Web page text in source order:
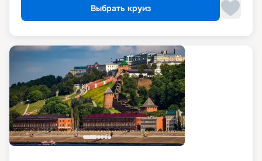
Выбрать круиз